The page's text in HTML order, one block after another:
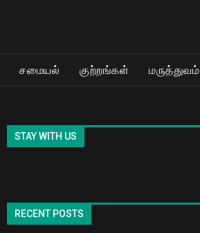
சமையல் குற்றங்கள் மருத்துவம்
STAY WITH US
RECENT POSTS